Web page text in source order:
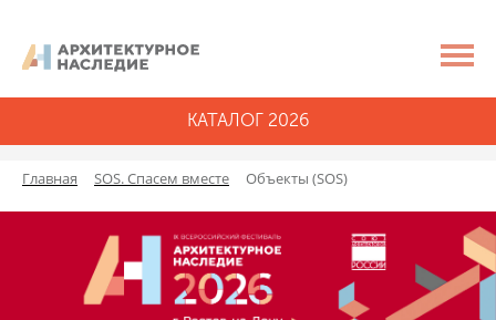
КАТАЛОГ 2026
Главная SOS. Спасем вместе Объекты (SOS)